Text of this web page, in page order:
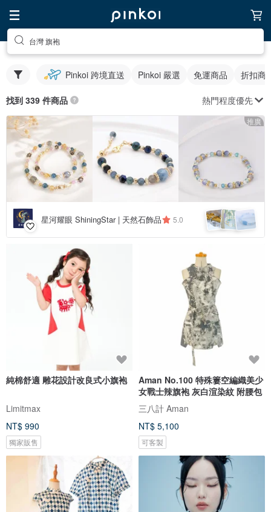
台灣 旗袍
Pinkoi 跨境直送 Pinkoi 嚴選 免運商品 折扣商
找到 339 件商品 熱門程度優先
推廣
星河耀眼 ShiningStar | 天然石飾品 5.0
純棉舒適 雕花設計改良式小旗袍
Limitmax
NT$ 990
獨家販售
Aman No.100 特殊簍空編織美少
女戰士辣旗袍 灰白渲染紋 附腰包
三八計 Aman
NT$ 5,100
可客製